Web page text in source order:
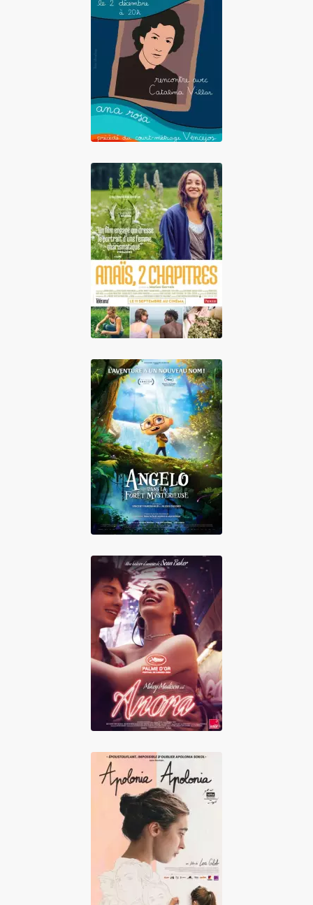
Ana Rosa
Anaïs, 2 chapitres
Angelo dans la
forêt mystérieuse
Anora
Apolonia, Apolonia